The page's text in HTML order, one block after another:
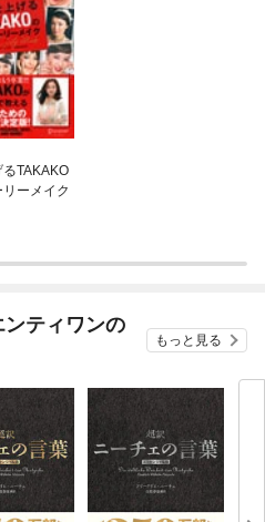
TAKAKO
ーメイク
ティワンの
もっと見る